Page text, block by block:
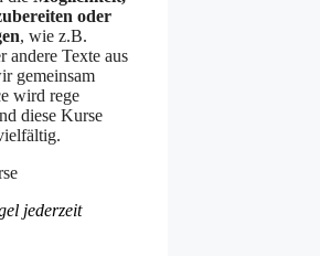
oder
, wie z.B.
andere Texte aus
gemeinsam
wird rege
diese Kurse
jederzeit